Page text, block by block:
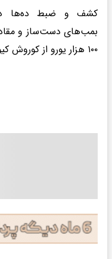
کشف و ضبط ده‌ها
بمب‌های دست‌ساز و
۱۰۰ هزار یورو از کوروش کیوانی و ۳۰ هزار یورو از او).